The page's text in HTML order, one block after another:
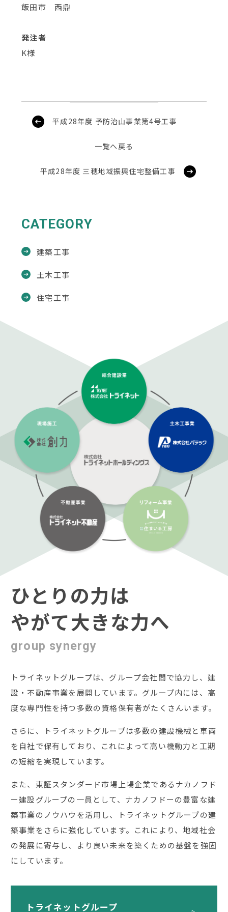
飯田市 西鼎
発注者
K様
平成28年度 予防治山事業第4号工事
一覧へ戻る
平成28年度 三穂地域振興住宅整備工事
CATEGORY
建築工事
土木工事
住宅工事
ひとりの力は
やがて大きな力へ
group synergy
トライネットグループは、グループ会社間で協力し、建
設・不動産事業を展開しています。グループ内には、高
度な専門性を持つ多数の資格保有者がたくさんいます。
さらに、トライネットグループは多数の建設機械と車両
を自社で保有しており、これによって高い機動力と工期
の短縮を実現しています。
また、東証スタンダード市場上場企業であるナカノフド
ー建設グループの一員として、ナカノフドーの豊富な建
築事業のノウハウを活用し、トライネットグループの建
築事業をさらに強化しています。これにより、地域社会
の発展に寄与し、より良い未来を築くための基盤を強固
にしています。
トライネットグループ